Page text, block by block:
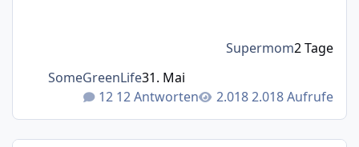
12 Antworten 2.018 Aufrufe
SomeGreenLife31. Mai
Supermom2 Tage